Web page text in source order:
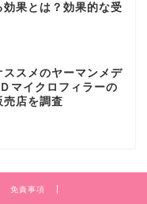
効果とは？効果的な受
ススメのヤーマンメデ
マイクロフィラーの
売店を調査
免責事項